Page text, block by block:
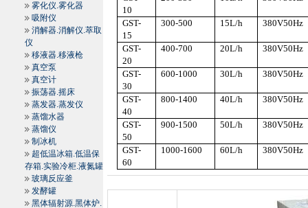
雾化仪.雾化器
吸附仪
消解器.消解仪.萃取
仪
移液器.移液枪
真空泵
真空计
振荡器.摇床
蒸发器.蒸发仪
蒸馏水器
蒸馏仪
制冰机
超低温冰箱.低温保
存箱.实验冷柜.液氮罐
玻璃反应釜
发酵罐
黑体辐射源.黑体炉.
10
GST-
15
300-500 15L/h 380V50Hz
GST-
20
400-700 20L/h 380V50Hz
GST-
30
600-1000 30L/h 380V50Hz
GST-
40
800-1400 40L/h 380V50Hz
GST-
50
900-1500 50L/h 380V50Hz
GST-
60
1000-1600 60L/h 380V50Hz